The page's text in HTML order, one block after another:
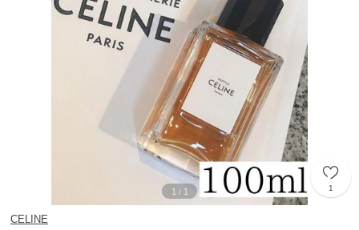
1 / 1 1
CELINE